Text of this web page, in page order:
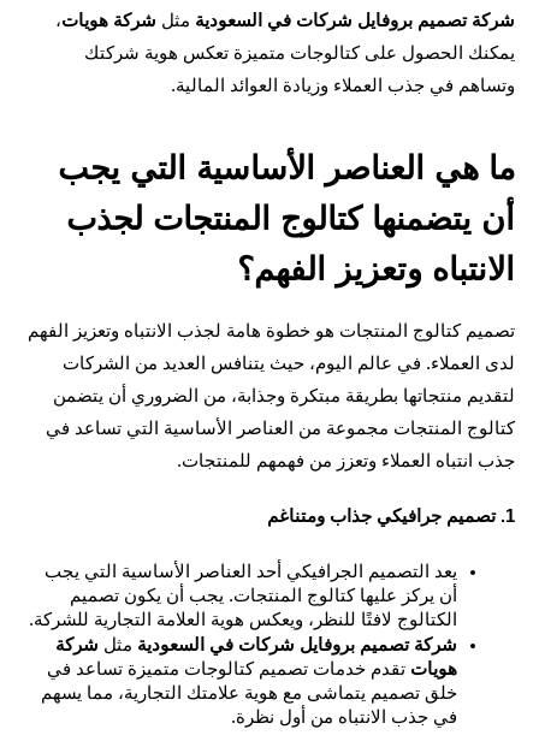
تصميم بروفايل شركات في السعودية مثل شركة هويات ،
يمكنك الحصول على كتالوجات متميزة تعكس هوية شركتك
في جذب العملاء وزيادة العوائد المالية.
ما هي العناصر الأساسية التي يجب
أن يتضمنها كتالوج المنتجات لجذب
وتعزيز الفهم؟
لدى العملاء. في عالم اليوم، حيث يتنافس العديد من الشركات
لتقديم منتجاتها بطريقة مبتكرة وجذابة، من الضروري أن يتضمن
كتالوج المنتجات مجموعة من العناصر الأساسية التي تساعد في
انتباه العملاء وتعزز من فهمهم للمنتجات.
يعد التصميم الجرافيكي أحد العناصر الأساسية التي يجب
أن يركز عليها كتالوج المنتجات. يجب أن يكون تصميم
الكتالوج لافتًا للنظر، ويعكس هوية العلامة التجارية للشركة.
شركة تصميم بروفايل شركات في السعودية مثل
تقدم خدمات تصميم كتالوجات متميزة تساعد في
خلق تصميم يتماشى مع هوية علامتك التجارية، مما يسهم
في جذب الانتباه من أول نظرة.